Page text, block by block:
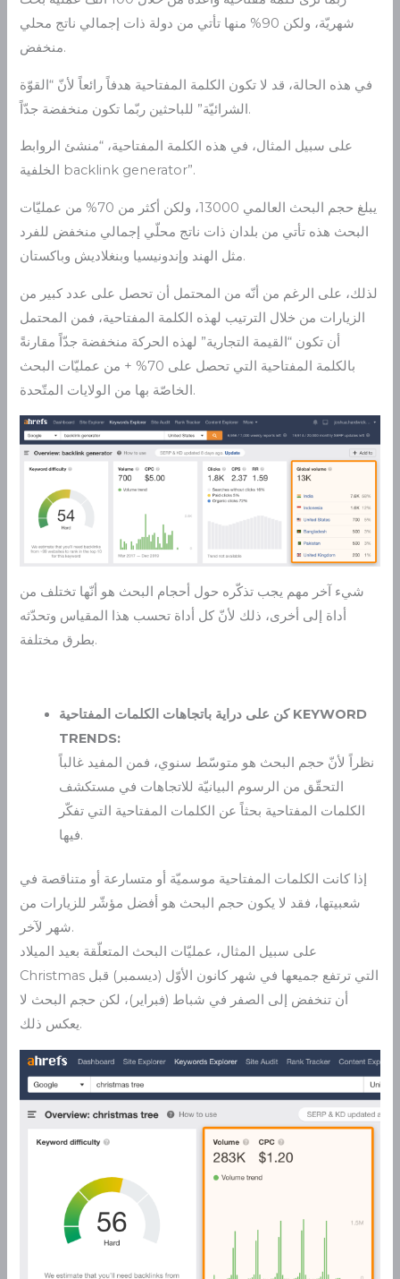
شهريّة، ولكن 90% منها تأتي من دولة ذات إجمالي ناتج محلي
منخفض.
في هذه الحالة، قد لا تكون الكلمة المفتاحية هدفاً رائعاً لأنّ “القوّة
الشرائيّة” للباحثين ربّما تكون منخفضة جدّاً.
على سبيل المثال، في هذه الكلمة المفتاحية، “منشئ الروابط
الخلفية backlink generator”.
يبلغ حجم البحث العالمي 13000، ولكن أكثر من 70% من عمليّات
البحث هذه تأتي من بلدان ذات ناتج محلّي إجمالي منخفض للفرد
مثل الهند وإندونيسيا وبنغلاديش وباكستان.
لذلك، على الرغم من أنّه من المحتمل أن تحصل على عدد كبير من
الزيارات من خلال الترتيب لهذه الكلمة المفتاحية، فمن المحتمل
أن تكون “القيمة التجارية” لهذه الحركة منخفضة جدّاً مقارنةً
بالكلمة المفتاحية التي تحصل على 70% + من عمليّات البحث
الخاصّة بها من الولايات المتّحدة.
شيء آخر مهم يجب تذكّره حول أحجام البحث هو أنّها تختلف من
أداة إلى أخرى، ذلك لأنّ كل أداة تحسب هذا المقياس وتحدّثه
بطرق مختلفة.
كن على دراية باتجاهات الكلمات المفتاحية KEYWORD
TRENDS:
نظراً لأنّ حجم البحث هو متوسّط سنوي، فمن المفيد غالباً
التحقّق من الرسوم البيانيّة للاتجاهات في مستكشف
الكلمات المفتاحية بحثاً عن الكلمات المفتاحية التي تفكّر
فيها.
إذا كانت الكلمات المفتاحية موسميّة أو متسارعة أو متناقصة في
شعبيتها، فقد لا يكون حجم البحث هو أفضل مؤشّر للزيارات من
شهر لآخر.
على سبيل المثال، عمليّات البحث المتعلّقة بعيد الميلاد
Christmas التي ترتفع جميعها في شهر كانون الأوّل (ديسمبر) قبل
أن تنخفض إلى الصفر في شباط (فبراير)، لكن حجم البحث لا
يعكس ذلك.